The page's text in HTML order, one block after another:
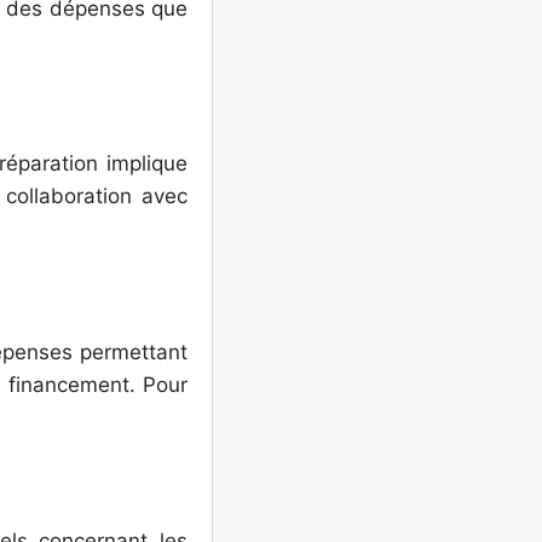
dépenses que
implique
avec
permettant
Pour